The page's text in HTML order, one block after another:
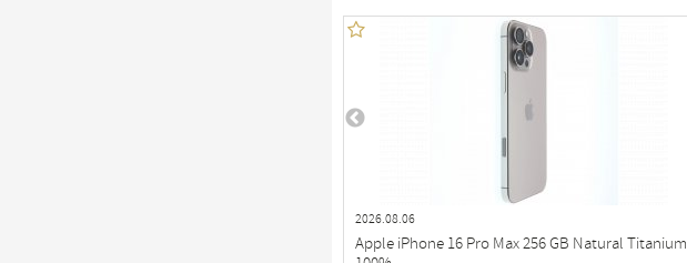
2026.08.06
Apple iPhone 16 Pro Max 256 GB Natural Titanium